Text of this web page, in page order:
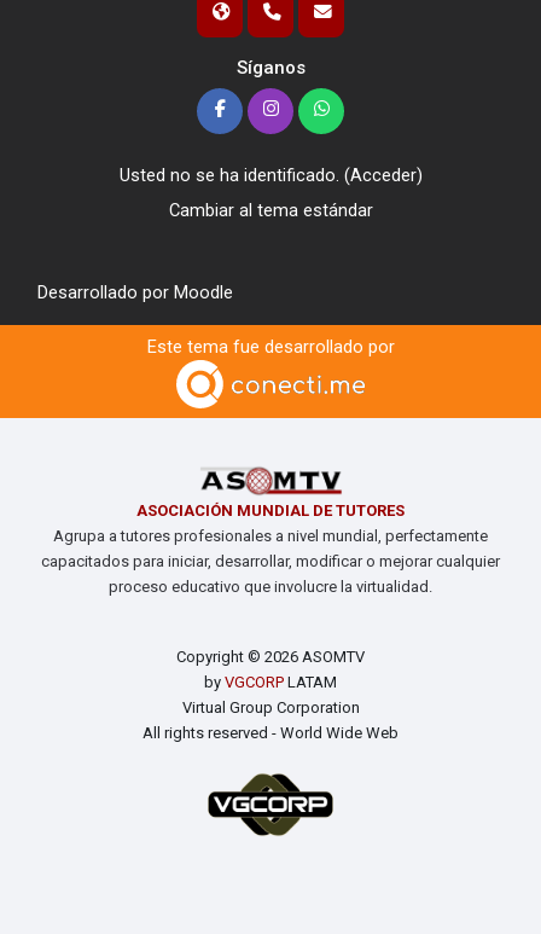
Síganos
Usted no se ha identificado. (Acceder)
Cambiar al tema estándar
Desarrollado por Moodle
Este tema fue desarrollado por
ASOCIACIÓN MUNDIAL DE TUTORES
Agrupa a tutores profesionales a nivel mundial, perfectamente
capacitados para iniciar, desarrollar, modificar o mejorar cualquier
proceso educativo que involucre la virtualidad.
Copyright © 2026 ASOMTV
by VGCORP LATAM
Virtual Group Corporation
All rights reserved - World Wide Web